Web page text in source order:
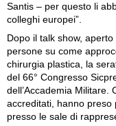
Santis – per questo li
colleghi europei”.
Dopo il talk show,
persone su come
chirurgia plastica, la
del 66° Congresso
dell’Accademia Militare.
accreditati, hanno preso
presso le sale di